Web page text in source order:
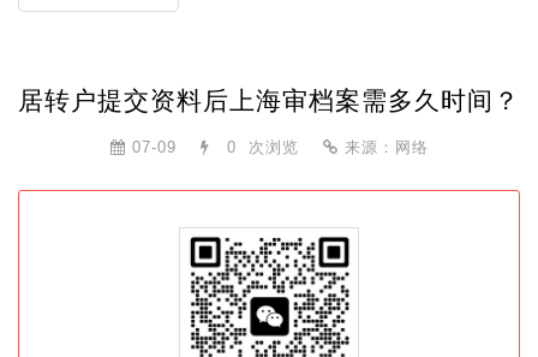
居转户提交资料后上海审档案需多久时间？
07-09 0 次浏览 来源：网络